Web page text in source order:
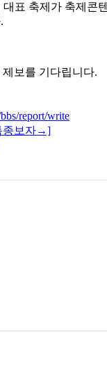
표 축제가 축제콘
보를 기다립니다.
report/write
종보자→]